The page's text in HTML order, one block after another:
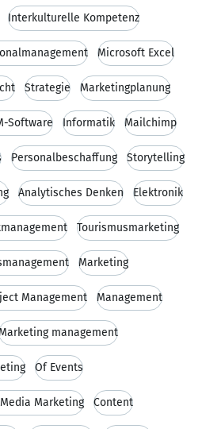
Interkulturelle Kompetenz
Microsoft Excel
Strategie Marketingplanung
Software Informatik Mailchimp
Personalbeschaffung Storytelling
Analytisches Denken Elektronik
Tourismusmarketing
Marketing
Management Management
management
Of Events
Marketing Content